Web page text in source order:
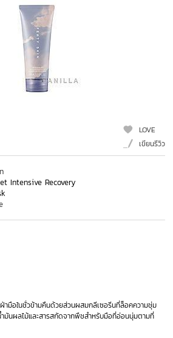
LOVE
เขียนรีวิว
Intensive Recovery
ามือในชั่วข้ามคืนด้วยส่วนผสมกลีเซอรีนที่ล็อคความชุ่ม
มันผลไม้และสารสกัดจากพืชสำหรับมือที่อ่อนนุ่มตามที่